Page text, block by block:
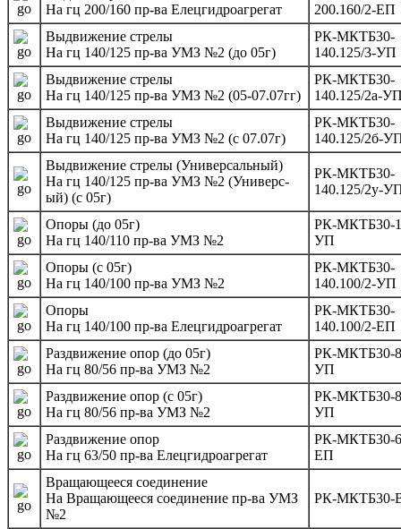
На гц 200/160 пр-ва Елецгидроагрегат
200.160/2-ЕП
Выдвижение стрелы
На гц 140/125 пр-ва УМЗ №2 (до 05г)
РК-МКТБ30-
140.125/3-УП
Выдвижение стрелы
На гц 140/125 пр-ва УМЗ №2 (05-07.07гг)
РК-МКТБ30-
140.125/2а-
Выдвижение стрелы
На гц 140/125 пр-ва УМЗ №2 (с 07.07г)
РК-МКТБ30-
140.125/2б-
Выдвижение стрелы (Универсальный)
На гц 140/125 пр-ва УМЗ №2 (Универс-
ый) (с 05г)
РК-МКТБ30-
140.125/2у-
Опоры (до 05г)
На гц 140/110 пр-ва УМЗ №2
РК-МКТБ30-
УП
Опоры (с 05г)
На гц 140/100 пр-ва УМЗ №2
РК-МКТБ30-
140.100/2-УП
Опоры
На гц 140/100 пр-ва Елецгидроагрегат
РК-МКТБ30-
140.100/2-ЕП
Раздвижение опор (до 05г)
На гц 80/56 пр-ва УМЗ №2
РК-МКТБ30-
УП
Раздвижение опор (с 05г)
На гц 80/56 пр-ва УМЗ №2
РК-МКТБ30-
УП
Раздвижение опор
На гц 63/50 пр-ва Елецгидроагрегат
РК-МКТБ30-
ЕП
Вращающееся соединение
На Вращающееся соединение пр-ва УМЗ
№2
РК-МКТБ30-